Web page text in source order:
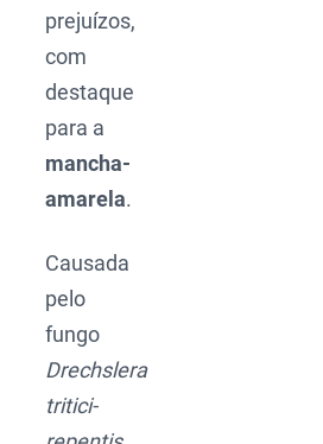
prejuízos,
com
destaque
para a
mancha-
amarela.
Causada
pelo
fungo
Drechslera
tritici-